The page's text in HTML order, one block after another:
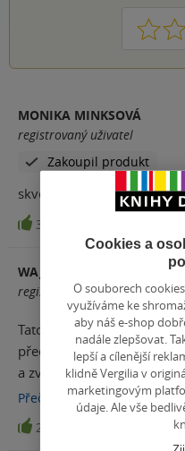
1 2 3
MONIKA MINKSOVÁ
registrovaný uživatel
Zakoupil produkt
skvělá knížka všechny tři
30
WAJNY
registrovaný uživatel
Tato kniha patří mezi moje
přečtěte! Krásná zábavná
a zvraty (brečela jsem) -
postavy (jejich charaktery).
Přečíst více
25
Cookies a
O souborech
využíváme ke
aby náš e-shop
nadále zlepšovat.
lepší a cílenější
klidně Vergilia v
marketingovým
údaje. Ale vše